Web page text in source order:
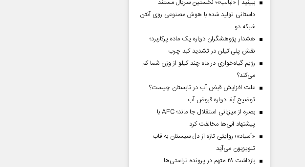
ببینید | «لبالب»؛ نخستین سریال مستند
داستانی تولید شده با هوش مصنوعی روی آنتن
شبکه دو
هشدار پژوهشگران درباره یک ماده پرکاربرد؛
نقش پلی‌اتیلن در تشدید کبد چرب
رژیم گیاه‌خواری در ماه چند کیلو از وزن شما کم
می‌کند؟
علت افزایش قبض آب در تابستان چیست؟
توضیح آبفا درباره قبوض آب
بصره از میزبانی استقلال جا ماند؛ AFC با
پیشنهاد آبی‌ها مخالفت کرد
«آسباد»؛ روایتی تازه از دل سیستان به قاب
تلویزیون می‌آید
بازداشت ۲۸ متهم در پرونده تراستی‌ها